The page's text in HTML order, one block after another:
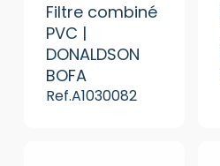
Filtre combiné
PVC |
DONALDSON
BOFA
Ref.A1030082